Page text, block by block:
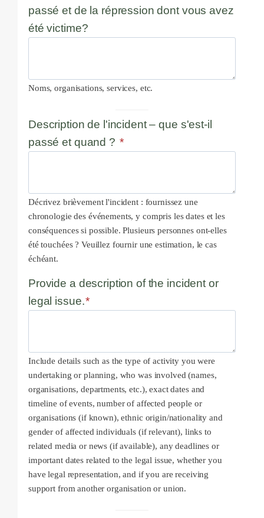
passé et de la répression dont vous avez
été victime?
Noms, organisations, services, etc.
Description de l'incident – que s'est-il
passé et quand ? *
Décrivez brièvement l'incident : fournissez une
chronologie des événements, y compris les dates et les
conséquences si possible. Plusieurs personnes ont-elles
été touchées ? Veuillez fournir une estimation, le cas
échéant.
Provide a description of the incident or
legal issue.*
Include details such as the type of activity you were
undertaking or planning, who was involved (names,
organisations, departments, etc.), exact dates and
timeline of events, number of affected people or
organisations (if known), ethnic origin/nationality and
gender of affected individuals (if relevant), links to
related media or news (if available), any deadlines or
important dates related to the legal issue, whether you
have legal representation, and if you are receiving
support from another organisation or union.